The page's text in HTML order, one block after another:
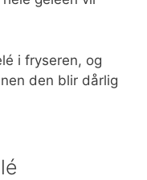
i fryseren, og
den blir dårlig